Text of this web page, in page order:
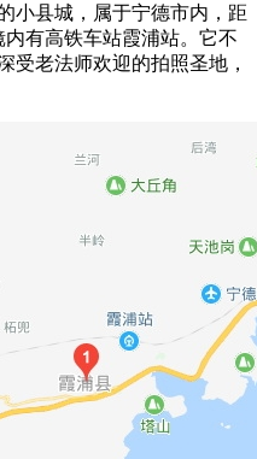
小县城，属于宁德市内，距
有高铁车站霞浦站。它不
受老法师欢迎的拍照圣地，